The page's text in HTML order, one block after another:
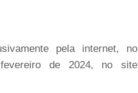
pela internet, no
de 2024, no site